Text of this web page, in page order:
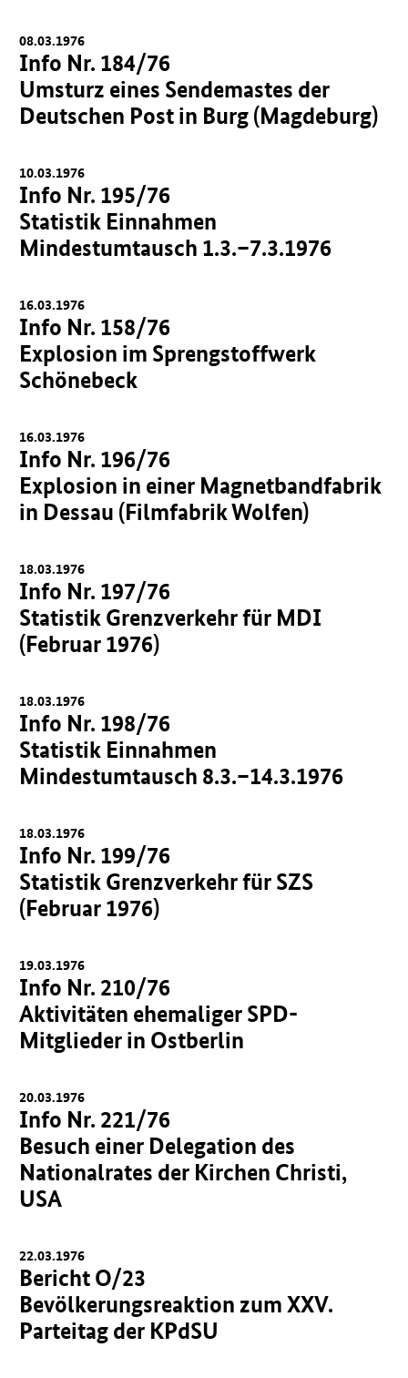
08.03.1976
Info Nr. 184/76
Umsturz eines Sendemastes der
Deutschen Post in Burg (Magdeburg)
10.03.1976
Info Nr. 195/76
Statistik Einnahmen
Mindestumtausch 1.3.–7.3.1976
16.03.1976
Info Nr. 158/76
Explosion im Sprengstoffwerk
Schönebeck
16.03.1976
Info Nr. 196/76
Explosion in einer Magnetbandfabrik
in Dessau (Filmfabrik Wolfen)
18.03.1976
Info Nr. 197/76
Statistik Grenzverkehr für MDI
(Februar 1976)
18.03.1976
Info Nr. 198/76
Statistik Einnahmen
Mindestumtausch 8.3.–14.3.1976
18.03.1976
Info Nr. 199/76
Statistik Grenzverkehr für SZS
(Februar 1976)
19.03.1976
Info Nr. 210/76
Aktivitäten ehemaliger SPD-
Mitglieder in Ostberlin
20.03.1976
Info Nr. 221/76
Besuch einer Delegation des
Nationalrates der Kirchen Christi,
USA
22.03.1976
Bericht O/23
Bevölkerungsreaktion zum XXV.
Parteitag der KPdSU